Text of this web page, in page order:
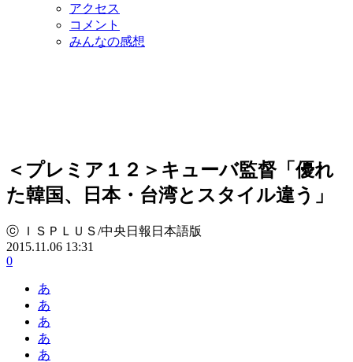
アクセス
コメント
みんなの感想
＜プレミア１２＞キューバ監督「優れ
た韓国、日本・台湾とスタイル違う」
ⓒ ＩＳＰＬＵＳ/中央日報日本語版
2015.11.06 13:31
0
あ
あ
あ
あ
あ